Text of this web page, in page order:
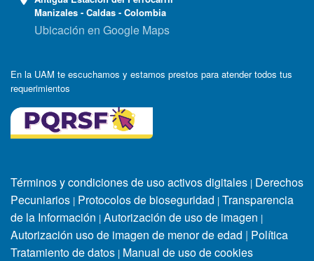
Manizales - Caldas - Colombia
Ubicación en Google Maps
En la UAM te escuchamos y estamos prestos para atender todos tus
requerimientos
Términos y condiciones de uso activos digitales | Derechos
Pecuniarios | Protocolos de bioseguridad | Transparencia
de la Información | Autorización de uso de imagen |
Autorización uso de imagen de menor de edad | Política
Tratamiento de datos | Manual de uso de cookies